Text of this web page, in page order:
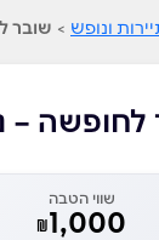
ונופש > שובר
לחופשה –
שווי הטבה
₪1,000